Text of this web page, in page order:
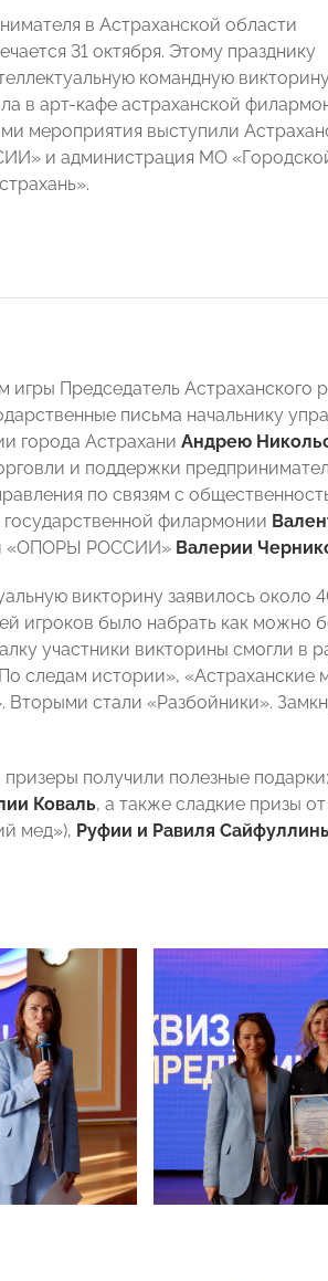
в Астраханской области
31 октября. Этому празднику
командную
в арт-кафе астраханской
мероприятия выступили
и администрация МО
игры Председатель
письма начальнику
города Астрахани Андрею
и поддержки
по связям с
государственной филармонии
«ОПОРЫ РОССИИ» Валерии
викторину заявилось около
игроков было набрать как можно
участники викторины смогли в
следам истории»,
стали «Разбойники».
получили полезные
Коваль, а также сладкие призы
мед»), Руфии и Равиля